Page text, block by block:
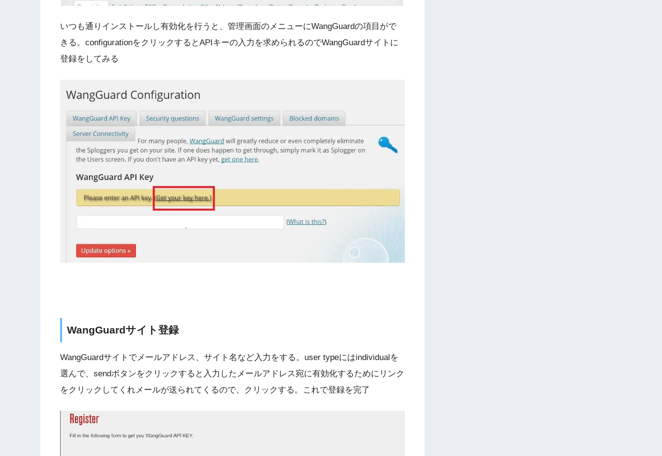
いつも通りインストールし有効化を行うと、管理画面のメニューにWangGuardの項目がで
きる。configurationをクリックするとAPIキーの入力を求められるのでWangGuardサイトに
登録をしてみる
WangGuardサイト登録
WangGuardサイトでメールアドレス、サイト名など入力をする。user typeにはindividualを
選んで、sendボタンをクリックすると入力したメールアドレス宛に有効化するためにリンク
をクリックしてくれメールが送られてくるので、クリックする。これで登録を完了